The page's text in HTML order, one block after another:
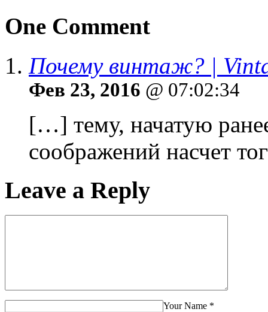
One Comment
Почему винтаж? |
Фев 23, 2016 @ 07:02:34
[…] тему, начатую
соображений насчет
Leave a Reply
Your Name *